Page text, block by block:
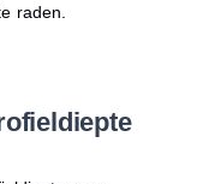
raden.